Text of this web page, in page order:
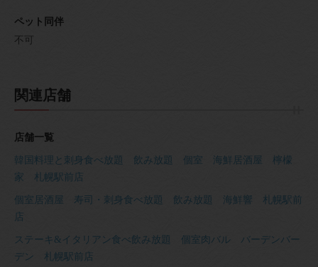
ペット同伴
不可
関連店舗
店舗一覧
韓国料理と刺身食べ放題 飲み放題 個室 海鮮居酒屋 檸檬
家 札幌駅前店
個室居酒屋 寿司・刺身食べ放題 飲み放題 海鮮響 札幌駅前
店
ステーキ&イタリアン食べ飲み放題 個室肉バル バーデンバー
デン 札幌駅前店